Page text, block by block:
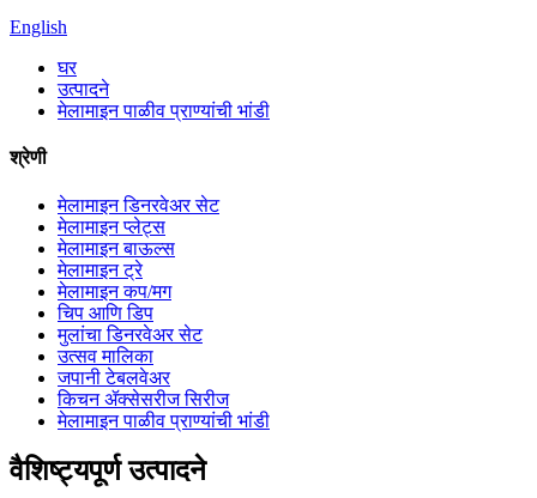
English
घर
उत्पादने
मेलामाइन पाळीव प्राण्यांची भांडी
श्रेणी
मेलामाइन डिनरवेअर सेट
मेलामाइन प्लेट्स
मेलामाइन बाऊल्स
मेलामाइन ट्रे
मेलामाइन कप/मग
चिप आणि डिप
मुलांचा डिनरवेअर सेट
उत्सव मालिका
जपानी टेबलवेअर
किचन ॲक्सेसरीज सिरीज
मेलामाइन पाळीव प्राण्यांची भांडी
वैशिष्ट्यपूर्ण उत्पादने